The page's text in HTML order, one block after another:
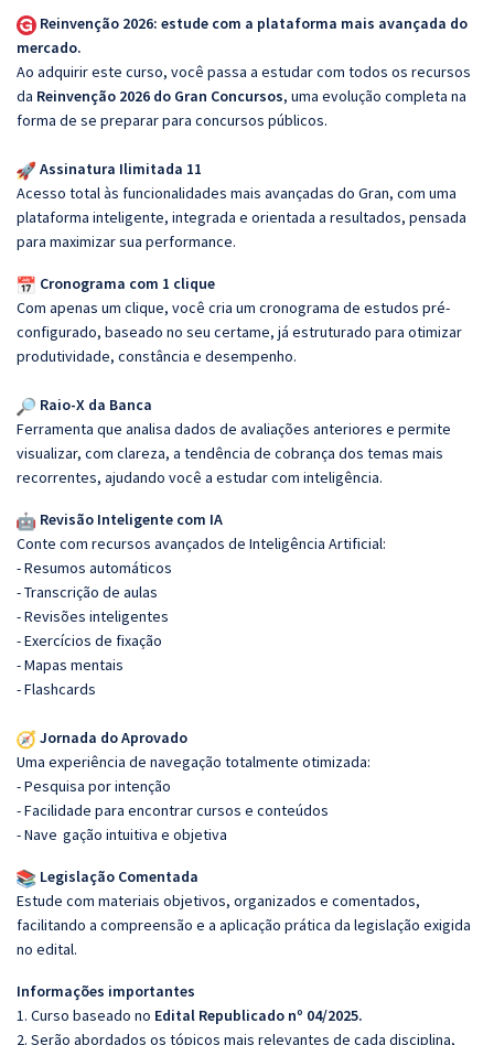
Reinvenção 2026: estude com a plataforma mais avançada do
mercado.
Ao adquirir este curso, você passa a estudar com todos os recursos
da Reinvenção 2026 do Gran Concursos, uma evolução completa na
forma de se preparar para concursos públicos.
Assinatura Ilimitada 11
Acesso total às funcionalidades mais avançadas do Gran, com uma
plataforma inteligente, integrada e orientada a resultados, pensada
para maximizar sua performance.
Cronograma com 1 clique
Com apenas um clique, você cria um cronograma de estudos pré-
configurado, baseado no seu certame, já estruturado para otimizar
produtividade, constância e desempenho.
Raio-X da Banca
Ferramenta que analisa dados de avaliações anteriores e permite
visualizar, com clareza, a tendência de cobrança dos temas mais
recorrentes, ajudando você a estudar com inteligência.
Revisão Inteligente com IA
Conte com recursos avançados de Inteligência Artificial:
- Resumos automáticos
- Transcrição de aulas
- Revisões inteligentes
- Exercícios de fixação
- Mapas mentais
- Flashcards
Jornada do Aprovado
Uma experiência de navegação totalmente otimizada:
- Pesquisa por intenção
- Facilidade para encontrar cursos e conteúdos
- Nave gação intuitiva e objetiva
Legislação Comentada
Estude com materiais objetivos, organizados e comentados,
facilitando a compreensão e a aplicação prática da legislação exigida
no edital.
Informações importantes
1. Curso baseado no Edital Republicado nº 04/2025.
2. Serão abordados os tópicos mais relevantes de cada disciplina,